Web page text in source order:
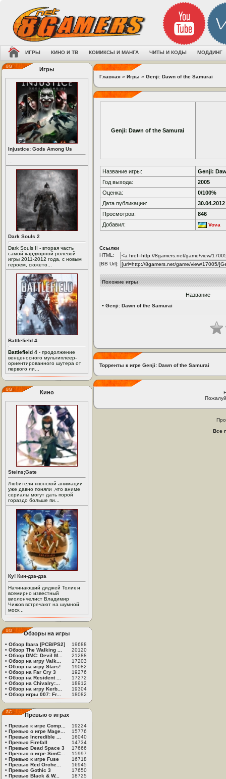
ИГРЫ КИНО И ТВ КОМИКСЫ И МАНГА ЧИТЫ И КОДЫ МОДДИНГ
Игры
Injustice: Gods Among Us
Dark Souls 2
Dark Souls II - вторая часть
самой хардкорной ролевой
игры 2011-2012 года, с новым
героем, сюжето...
Battlefield 4
Battlefield 4 - продолжение
венценосного мультиплеер-
ориентированного шутера от
первого ли...
Кино
Steins;Gate
Любители японской анимации
уже давно поняли ,что аниме
сериалы могут дать порой
гораздо больше пи...
Ку! Кин-дза-дза
Начинающий диджей Толик и
всемирно известный
виолончелист Владимир
Чижов встречают на шумной
моск...
Обзоры на игры
• Обзор Ibara [PCB/PS2]
19688
• Обзор The Walking ...
20120
• Обзор DMC: Devil M...
21288
• Обзор на игру Valk...
17203
• Обзор на игру Stars!
19082
• Обзор на Far Cry 3
19276
• Обзор на Resident ...
17272
• Обзор на Chivalry:...
18912
• Обзор на игру Kerb...
19304
• Обзор игры 007: Fr... 18082
Превью о играх
• Превью к игре Comp...
19224
• Превью о игре Mage...
15776
• Превью Incredible ...
16040
• Превью Firefall
14734
• Превью Dead Space 3
17666
• Превью о игре SimC...
15997
• Превью к игре Fuse
16718
• Превью Red Orche...
16945
• Превью Gothic 3
17650
• Превью Black & W... 18725
Главная » Игры » Genji: Dawn of the Samurai
Genji: Dawn of the Samurai
Название игры:
Genji:
Год выхода:
2005
Оценка:
0/100%
Дата публикации:
30.04.2012
Просмотров:
846
Добавил:
Vova
Ссылки
HTML:
[BB Url]:
Похожие игры
Название
• Genji: Dawn of the Samurai
Торренты к игре Genji: Dawn of the Samurai
Все